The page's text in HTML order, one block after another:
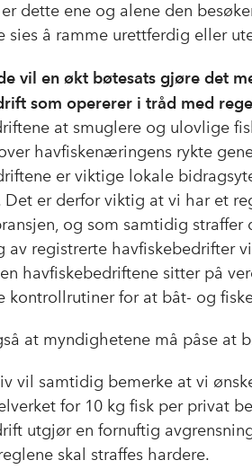
dette ene og alene den
sies å ramme urettferdig eller
vil en økt bøtesats gjøre det
som opererer i tråd med
at smuglere og ulovlige
havfiskenæringens rykte
er viktige lokale
Det er derfor viktig at vi har et
og som samtidig
av registrerte havfiskebedrifter
havfiskebedriftene sitter på
kontrollrutiner for at båt- og
at myndighetene må påse at
vil samtidig bemerke at vi
for 10 kg fisk per privat
utgjør en fornuftig
skal straffes hardere.